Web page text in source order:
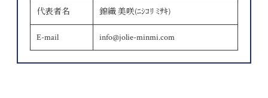
代表者名 錦織 美咲(ﾆｼｺﾘ ﾐｻｷ)
E-mail info@jolie-minmi.com